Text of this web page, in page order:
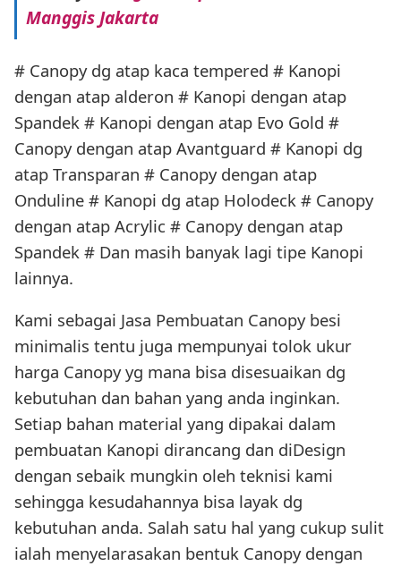
Manggis Jakarta
# Canopy dg atap kaca tempered # Kanopi
dengan atap alderon # Kanopi dengan atap
Spandek # Kanopi dengan atap Evo Gold #
Canopy dengan atap Avantguard # Kanopi dg
atap Transparan # Canopy dengan atap
Onduline # Kanopi dg atap Holodeck # Canopy
dengan atap Acrylic # Canopy dengan atap
Spandek # Dan masih banyak lagi tipe Kanopi
lainnya.
Kami sebagai Jasa Pembuatan Canopy besi
minimalis tentu juga mempunyai tolok ukur
harga Canopy yg mana bisa disesuaikan dg
kebutuhan dan bahan yang anda inginkan.
Setiap bahan material yang dipakai dalam
pembuatan Kanopi dirancang dan diDesign
dengan sebaik mungkin oleh teknisi kami
sehingga kesudahannya bisa layak dg
kebutuhan anda. Salah satu hal yang cukup sulit
ialah menyelarasakan bentuk Canopy dengan